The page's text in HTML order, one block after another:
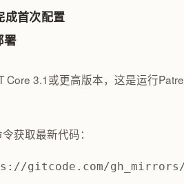
成首次配置
署
Core 3.1或更高版本，这是运行
获取最新代码：
gitcode.com/gh_mirrors/